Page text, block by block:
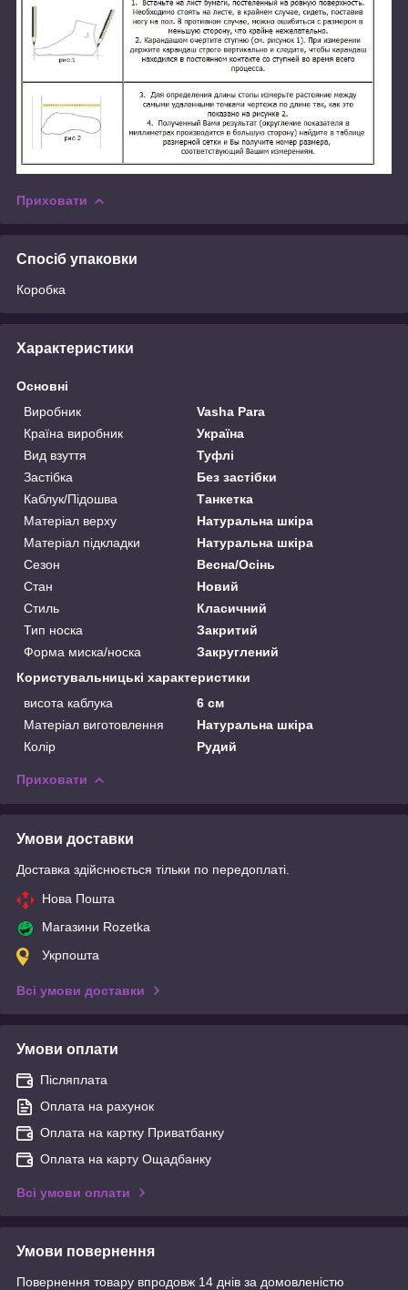
Приховати
Спосіб упаковки
Коробка
Характеристики
Основні
Виробник
Vasha Para
Країна виробник
Україна
Вид взуття
Туфлі
Застібка
Без застібки
Каблук/Підошва
Танкетка
Матеріал верху
Натуральна шкіра
Матеріал підкладки
Натуральна шкіра
Сезон
Весна/Осінь
Стан
Новий
Стиль
Класичний
Тип носка
Закритий
Форма миска/носка
Закруглений
Користувальницькі характеристики
висота каблука
6 см
Матеріал виготовлення
Натуральна шкіра
Колір
Рудий
Приховати
Умови доставки
Доставка здійснюється тільки по передоплаті.
Нова Пошта
Магазини Rozetka
Укрпошта
Всі умови доставки
Умови оплати
Післяплата
Оплата на рахунок
Оплата на картку Приватбанку
Оплата на карту Ощадбанку
Всі умови оплати
Умови повернення
Повернення товару впродовж 14 днів за домовленістю